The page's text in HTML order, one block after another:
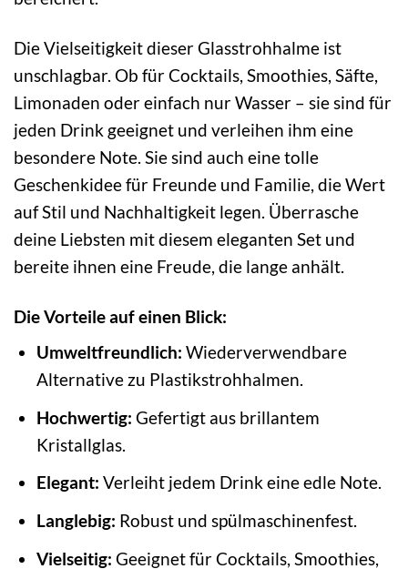
Die Vielseitigkeit dieser Glasstrohhalme ist
unschlagbar. Ob für Cocktails, Smoothies, Säfte,
Limonaden oder einfach nur Wasser – sie sind für
jeden Drink geeignet und verleihen ihm eine
besondere Note. Sie sind auch eine tolle
Geschenkidee für Freunde und Familie, die Wert
auf Stil und Nachhaltigkeit legen. Überrasche
deine Liebsten mit diesem eleganten Set und
bereite ihnen eine Freude, die lange anhält.
Die Vorteile auf einen Blick:
Umweltfreundlich: Wiederverwendbare
Alternative zu Plastikstrohhalmen.
Hochwertig: Gefertigt aus brillantem
Kristallglas.
Elegant: Verleiht jedem Drink eine edle Note.
Langlebig: Robust und spülmaschinenfest.
Vielseitig: Geeignet für Cocktails, Smoothies,